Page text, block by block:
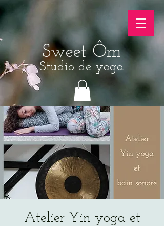
Sweet Ôm
Studio de yoga
Atelier Yin yoga et